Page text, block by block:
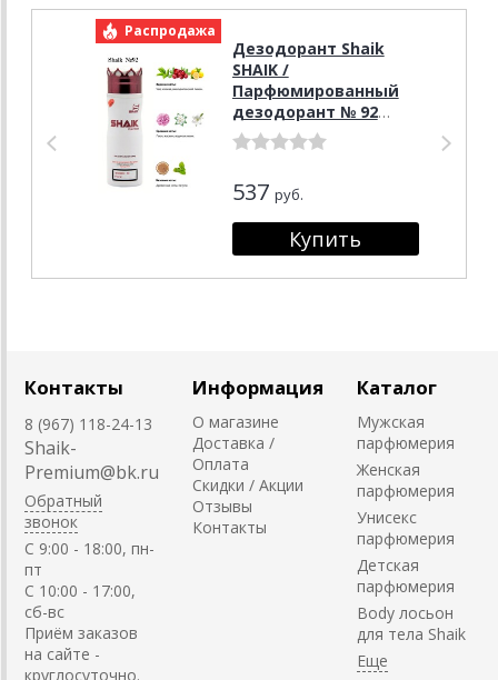
Распродажа
Дезодорант Shaik
SHAIK /
Парфюмированный
дезодорант № 92
Givenchy Ange ou
Demon Le Secret, 200
537 руб.
Контакты
8 (967) 118-24-13
Shaik-
Premium@bk.ru
Обратный
звонок
C 9:00 - 18:00, пн-
пт
С 10:00 - 17:00,
сб-вс
Приём заказов
на сайте -
круглосуточно.
Информация
О магазине
Доставка /
Оплата
Скидки / Акции
Отзывы
Контакты
Каталог
Мужская
парфюмерия
Женская
парфюмерия
Унисекс
парфюмерия
Детская
парфюмерия
Body лосьон
для тела Shaik